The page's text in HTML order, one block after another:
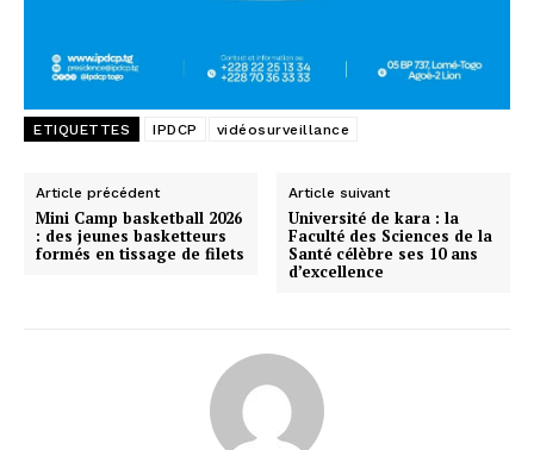
ETIQUETTES IPDCP vidéosurveillance
Article précédent
Mini Camp basketball 2026
: des jeunes basketteurs
formés en tissage de filets
Article suivant
Université de kara : la
Faculté des Sciences de la
Santé célèbre ses 10 ans
d’excellence